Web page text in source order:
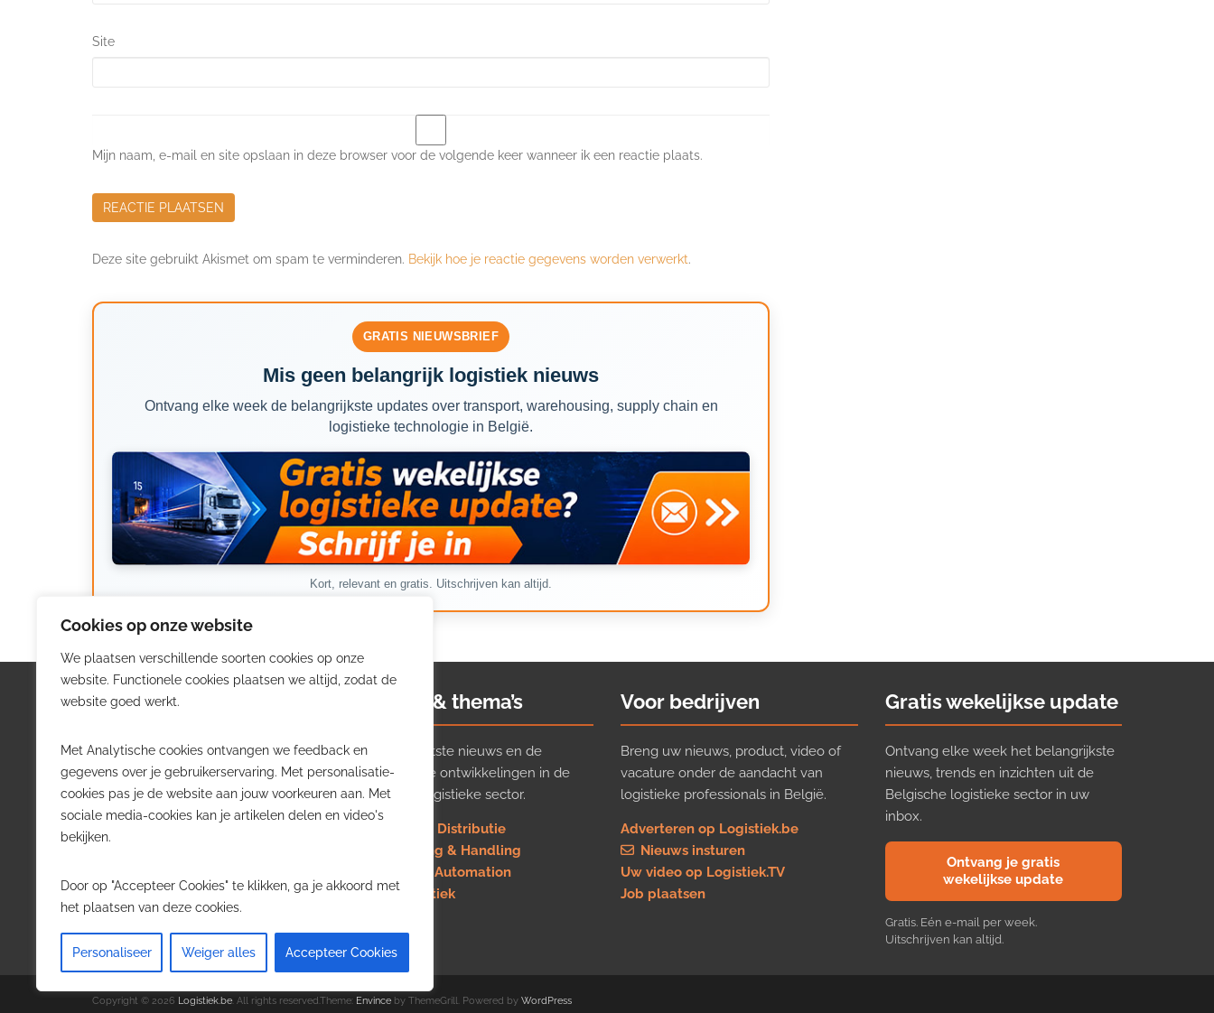
Cookies op onze website
We plaatsen verschillende soorten cookies op onze
website. Functionele cookies plaatsen we altijd, zodat de
website goed werkt.
Met Analytische cookies ontvangen we feedback en
gegevens over je gebruikerservaring. Met personalisatie-
cookies pas je de website aan jouw voorkeuren aan. Met
sociale media-cookies kan je artikelen delen en video's
bekijken.
Door op "Accepteer Cookies" te klikken, ga je akkoord met
het plaatsen van deze cookies.
Personaliseer Weiger alles Accepteer Cookies
Site
Mijn naam, e-mail en site opslaan in deze browser voor de volgende keer wanneer ik een reactie plaats.
Deze site gebruikt Akismet om spam te verminderen. Bekijk hoe je reactie gegevens worden verwerkt.
GRATIS NIEUWSBRIEF
Mis geen belangrijk logistiek nieuws
Ontvang elke week de belangrijkste updates over transport, warehousing, supply chain en
logistieke technologie in België.
Kort, relevant en gratis. Uitschrijven kan altijd.
Logistiek.be
Logistiek.be brengt dagelijks nieuws,
trends en praktijkverhalen over
transport, warehousing, supply chain
en automatisering in België.
willen volgen.
Nieuws & thema’s
Volg het laatste nieuws en de
belangrijkste ontwikkelingen in de
Belgische logistieke sector.
Transport & Distributie
Warehousing & Handling
Software & Automation
Job in logistiek
Voor bedrijven
Breng uw nieuws, product, video of
vacature onder de aandacht van
logistieke professionals in België.
Adverteren op Logistiek.be
Nieuws insturen
Uw video op Logistiek.TV
Job plaatsen
Gratis wekelijkse update
Ontvang elke week het belangrijkste
nieuws, trends en inzichten uit de
Belgische logistieke sector in uw
inbox.
Ontvang je gratis
wekelijkse update
Gratis. Eén e-mail per week.
Uitschrijven kan altijd.
Copyright © 2026 Logistiek.be. All rights reserved.Theme: Envince by ThemeGrill. Powered by WordPress